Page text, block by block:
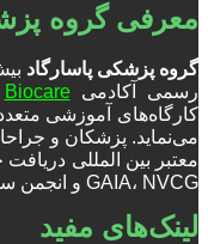
معرفی گروه
گروه پزشکی پاسارگاد
رسمی آکادمیBiocare
کارگاه‌های آموزشی
می‌نماید. پزشکان و
GAIA، NVCG و انجمن سلطنتی پزشکی اروپا می‌باشد.
لینک‌های مفید